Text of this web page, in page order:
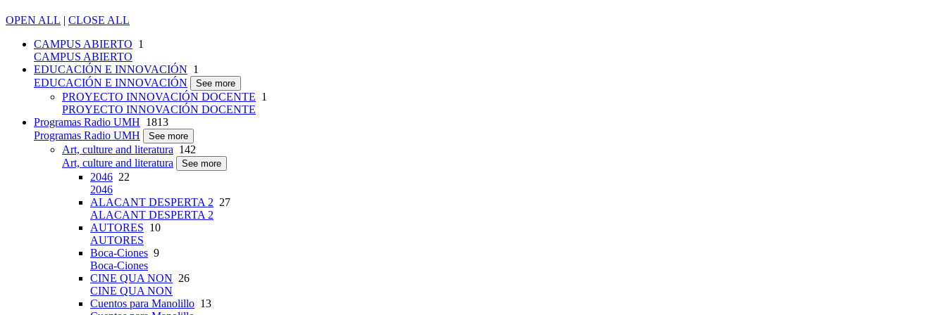
OPEN ALL | CLOSE ALL
CAMPUS ABIERTO 1
CAMPUS ABIERTO
EDUCACIÓN E INNOVACIÓN 1
EDUCACIÓN E INNOVACIÓN
See more
PROYECTO INNOVACIÓN DOCENTE 1
PROYECTO INNOVACIÓN DOCENTE
Programas Radio UMH 1813
Programas Radio UMH
See more
Art, culture and literatura 142
Art, culture and literatura
See more
2046 22
2046
ALACANT DESPERTA 2 27
ALACANT DESPERTA 2
AUTORES 10
AUTORES
Boca-Ciones 9
Boca-Ciones
CINE QUA NON 26
CINE QUA NON
Cuentos para Manolillo 13